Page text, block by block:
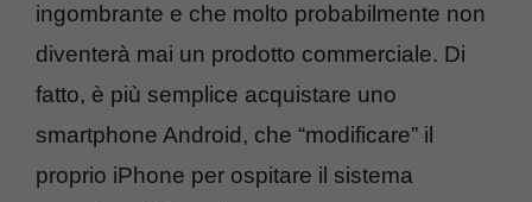
ingombrante e che molto probabilmente non
diventerà mai un prodotto commerciale. Di
fatto, è più semplice acquistare uno
smartphone Android, che “modificare” il
proprio iPhone per ospitare il sistema